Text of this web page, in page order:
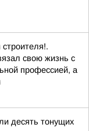
свою жизнь с
профессией, а
десять тонущих